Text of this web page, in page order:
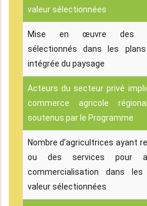
valeur sélectionnées
Mise en œuvre des
sélectionnés dans les
intégrée du paysage
Acteurs du secteur privé
commerce agricole
soutenus par le Programme
Nombre d’agricultrices ayant
ou des services pour
commercialisation dans
valeur sélectionnées